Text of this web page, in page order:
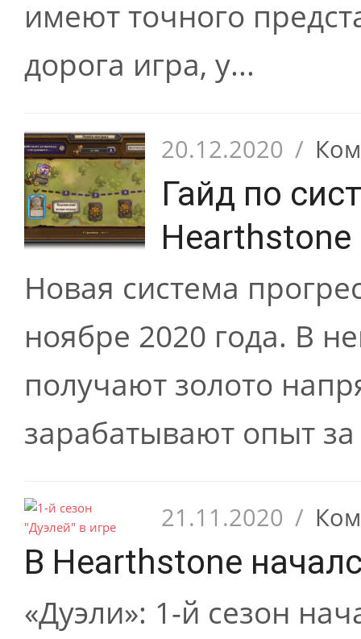
имеют точного
дорога игра, у...
20.12.2020 /
Гайд по
Hearthstone
Новая система
ноябре 2020 года. В
получают золото
зарабатывают опыт
21.11.2020 /
В Hearthstone
«Дуэли»: 1-й сезон